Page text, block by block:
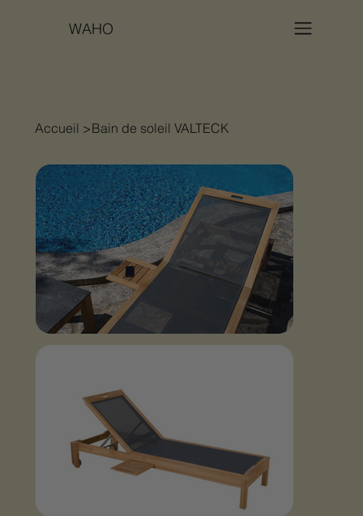
WAHO
Accueil >Bain de soleil VALTECK